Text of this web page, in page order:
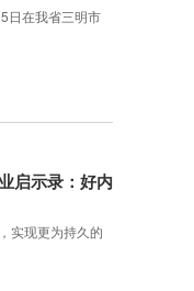
日在我省三明市
启示录：好内
实现更为持久的